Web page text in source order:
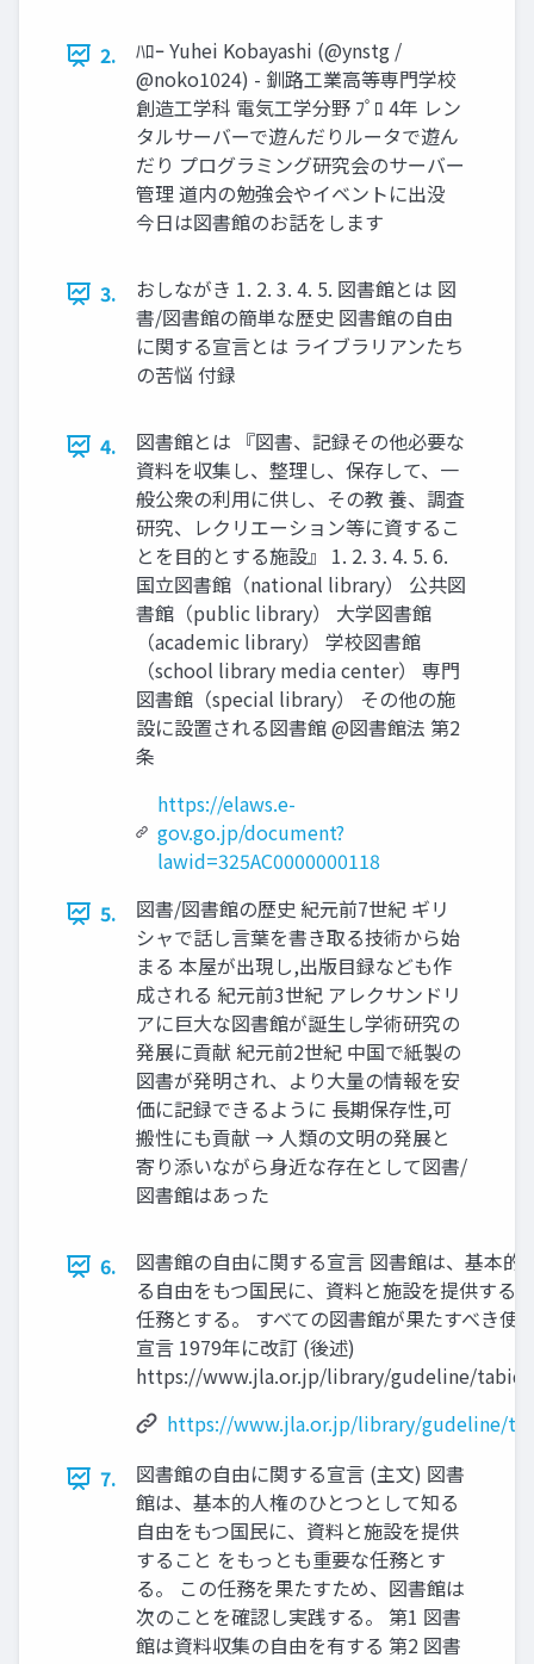
2.
ﾊﾛｰ Yuhei Kobayashi (@ynstg /
@noko1024) - 釧路工業高等専門学校
創造工学科 電気工学分野 ﾌﾟﾛ 4年 レン
タルサーバーで遊んだりルータで遊ん
だり プログラミング研究会のサーバー
管理 道内の勉強会やイベントに出没
今日は図書館のお話をします
3.
おしながき 1. 2. 3. 4. 5. 図書館とは 図
書/図書館の簡単な歴史 図書館の自由
に関する宣言とは ライブラリアンたち
の苦悩 付録
4.
図書館とは 『図書、記録その他必要な
資料を収集し、整理し、保存して、一
般公衆の利用に供し、その教 養、調査
研究、レクリエーション等に資するこ
とを目的とする施設』 1. 2. 3. 4. 5. 6.
国立図書館（national library） 公共図
書館（public library） 大学図書館
（academic library） 学校図書館
（school library media center） 専門
図書館（special library） その他の施
設に設置される図書館 @図書館法 第2
条
https://elaws.e-
gov.go.jp/document?
lawid=325AC0000000118
5.
図書/図書館の歴史 紀元前7世紀 ギリ
シャで話し言葉を書き取る技術から始
まる 本屋が出現し,出版目録なども作
成される 紀元前3世紀 アレクサンドリ
アに巨大な図書館が誕生し学術研究の
発展に貢献 紀元前2世紀 中国で紙製の
図書が発明され、より大量の情報を安
価に記録できるように 長期保存性,可
搬性にも貢献 → 人類の文明の発展と
寄り添いながら身近な存在として図書/
図書館はあった
6.
図書館の自由に関する宣言 図書館は、基本的
る自由をもつ国民に、資料と施設を提供する
任務とする。 すべての図書館が果たすべき使
宣言 1979年に改訂 (後述)
https://www.jla.or.jp/library/gudeline/tabid/
https://www.jla.or.jp/library/gudeline/
7.
図書館の自由に関する宣言 (主文) 図書
館は、基本的人権のひとつとして知る
自由をもつ国民に、資料と施設を提供
すること をもっとも重要な任務とす
る。 この任務を果たすため、図書館は
次のことを確認し実践する。 第1 図書
館は資料収集の自由を有する 第2 図書